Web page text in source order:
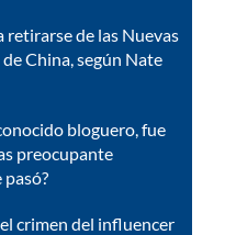
de las Nuevas
de China, según Nate
bloguero, fue
preocupante
pasó?
crimen del influencer